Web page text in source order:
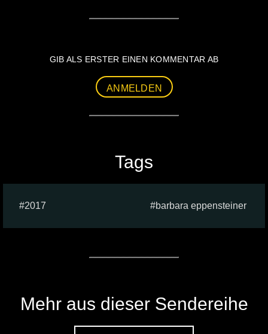
GIB ALS ERSTER EINEN KOMMENTAR AB
ANMELDEN
Tags
2017 barbara eppensteiner
Mehr aus dieser Sendereihe